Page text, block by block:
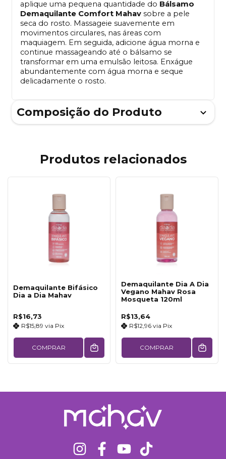
aplique uma pequena quantidade do Bálsamo
Demaquilante Comfort Mahav sobre a pele
seca do rosto. Massageie suavemente em
movimentos circulares, nas áreas com
maquiagem. Em seguida, adicione água morna e
continue massageando até o bálsamo se
transformar em uma emulsão leitosa. Enxágue
abundantemente com água morna e seque
delicadamente o rosto.
Composição do Produto
Produtos relacionados
Demaquilante Bifásico
Dia a Dia Mahav
R$16,73
R$15,89 via Pix
COMPRAR
Demaquilante Dia A Dia
Vegano Mahav Rosa
Mosqueta 120ml
R$13,64
R$12,96 via Pix
COMPRAR